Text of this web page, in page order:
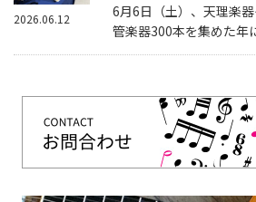
6月6日（土）、天理楽器
管楽器300本を集めた年
2026.06.12